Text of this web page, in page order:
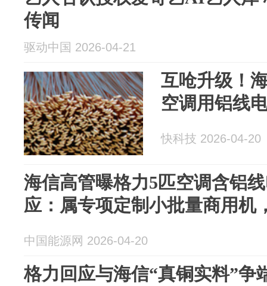
传闻
驱动中国 2026-04-21
互呛升级！
空调用铝线
快科技 2026-04-20
海信高管曝格力5匹空调含铝
应：属专项定制小批量商用机
中国能源网 2026-04-20
格力回应与海信“真铜实料”争